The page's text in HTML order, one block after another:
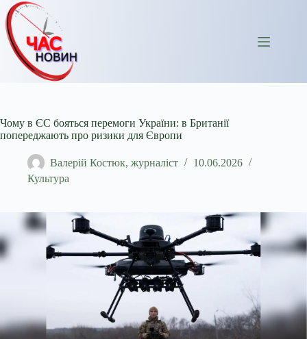
Перейти
до
вмісту
Чому в ЄС бояться перемоги України: в Британії
попереджають про ризики для Європи
Валерій Костюк, журналіст
10.06.2026
Культура